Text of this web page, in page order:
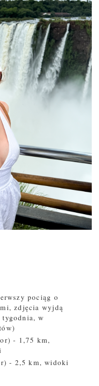
pociąg o
zdjęcia wyjdą
tygodnia, w
- 1,75 km,
- 2,5 km, widoki